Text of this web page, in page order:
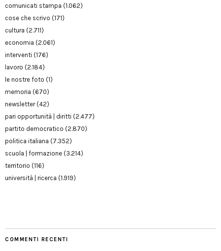
comunicati stampa (1.062)
cose che scrivo (171)
cultura (2.711)
economia (2.061)
interventi (176)
lavoro (2.184)
le nostre foto (1)
memoria (670)
newsletter(42)
pari opportunità | diritti (2.477)
partito democratico (2.870)
politica italiana (7.352)
scuola | formazione (3.214)
territorio (116)
università | ricerca (1.919)
COMMENTI RECENTI